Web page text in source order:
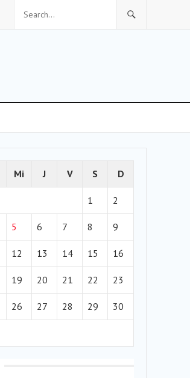
Mi J V S D
1 2
5 6 7 8 9
12 13 14 15 16
19 20 21 22 23
26 27 28 29 30